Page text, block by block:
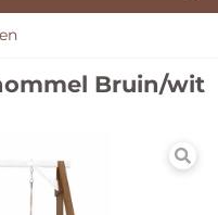
Bruin/wit